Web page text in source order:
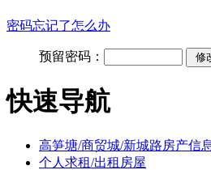
密码忘记了怎么办
预留密码：
快速导航
高笋塘/商贸城/新城路房产信
个人求租/出租房屋